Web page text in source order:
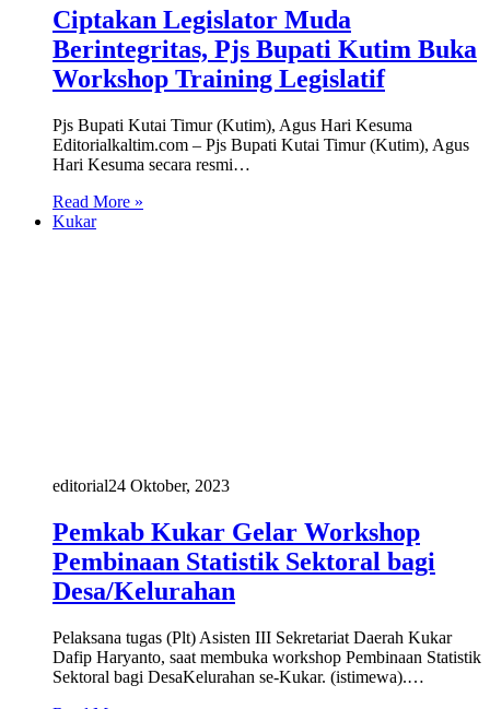
Ciptakan Legislator Muda
Berintegritas, Pjs Bupati Kutim Buka
Workshop Training Legislatif
Pjs Bupati Kutai Timur (Kutim), Agus Hari Kesuma
Editorialkaltim.com – Pjs Bupati Kutai Timur (Kutim), Agus
Hari Kesuma secara resmi…
Read More »
Kukar
editorial24 Oktober, 2023
Pemkab Kukar Gelar Workshop
Pembinaan Statistik Sektoral bagi
Desa/Kelurahan
Pelaksana tugas (Plt) Asisten III Sekretariat Daerah Kukar
Dafip Haryanto, saat membuka workshop Pembinaan Statistik
Sektoral bagi DesaKelurahan se-Kukar. (istimewa).…